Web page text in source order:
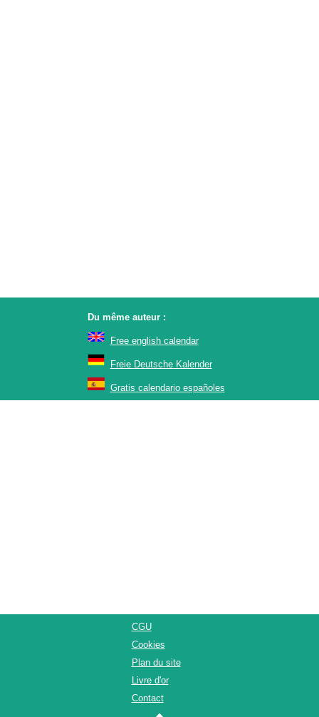
Du même auteur :
Free english calendar
Freie Deutsche Kalender
Gratis calendario españoles
CGU
Cookies
Plan du site
Livre d'or
Contact